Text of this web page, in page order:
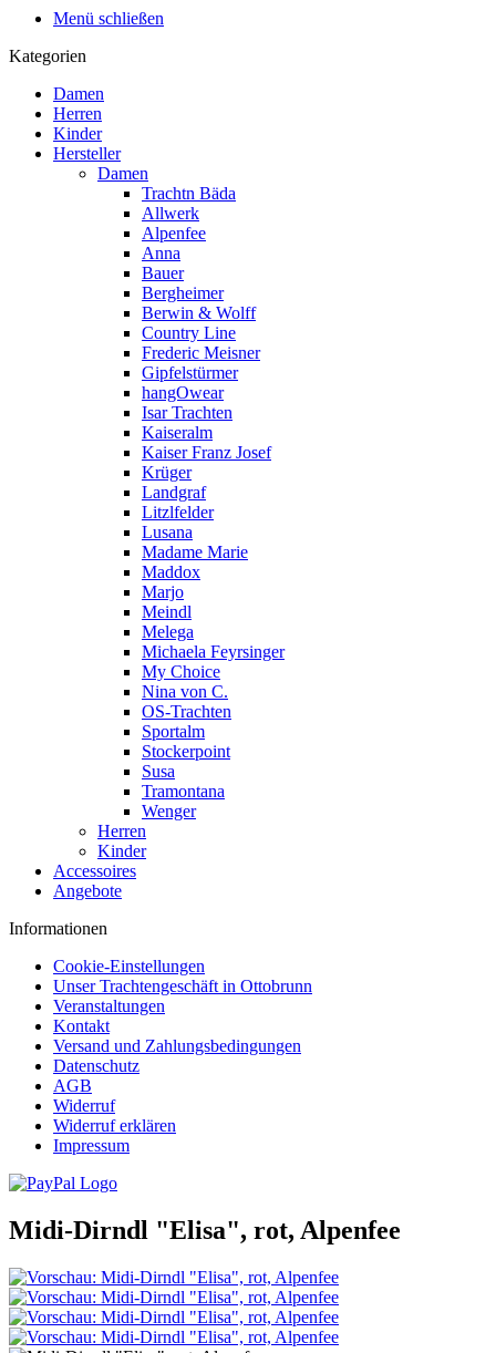
Menü schließen
Kategorien
Damen
Herren
Kinder
Hersteller
Damen
Trachtn Bäda
Allwerk
Alpenfee
Anna
Bauer
Bergheimer
Berwin & Wolff
Country Line
Frederic Meisner
Gipfelstürmer
hangOwear
Isar Trachten
Kaiseralm
Kaiser Franz Josef
Krüger
Landgraf
Litzlfelder
Lusana
Madame Marie
Maddox
Marjo
Meindl
Melega
Michaela Feyrsinger
My Choice
Nina von C.
OS-Trachten
Sportalm
Stockerpoint
Susa
Tramontana
Wenger
Herren
Kinder
Accessoires
Angebote
Informationen
Cookie-Einstellungen
Unser Trachtengeschäft in Ottobrunn
Veranstaltungen
Kontakt
Versand und Zahlungsbedingungen
Datenschutz
AGB
Widerruf
Widerruf erklären
Impressum
Midi-Dirndl "Elisa", rot, Alpenfee